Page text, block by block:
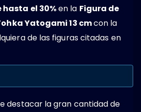
el 30%en la Figura de
Yatogami 13 cmcon la
de las figuras citadas en
destacar la gran cantidad de